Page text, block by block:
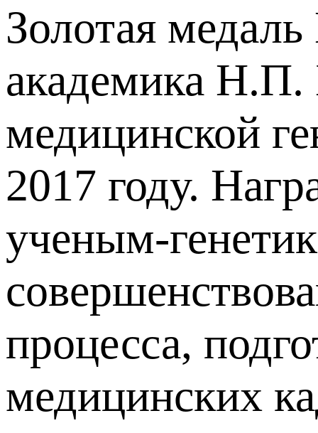
Золотая
академика Н.П.
медицинской
2017 году.
ученым-
процесса,
медицинских